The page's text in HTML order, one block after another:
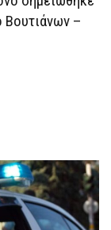
Βουτιάνων –